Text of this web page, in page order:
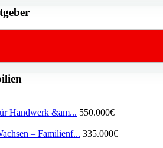
Handwerk &am... 550.000€
– Familienf... 335.000€